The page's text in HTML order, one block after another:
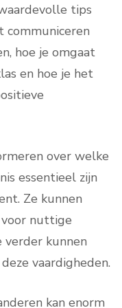
tips
communiceren
hoe je omgaat
en hoe je het
over welke
essentieel zijn
Ze kunnen
nuttige
verder kunnen
vaardigheden.
kan enorm